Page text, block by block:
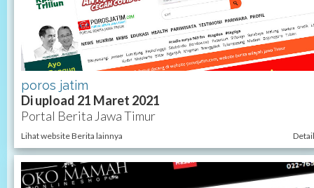
poros jatim
Di upload 21 Maret 2021
Portal Berita Jawa Timur
Lihat website Berita lainnya Detail